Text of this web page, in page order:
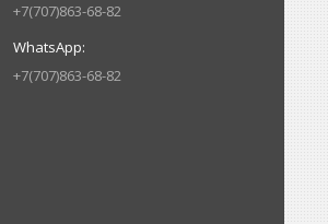
+7(707)863-68-82
+7(707)863-68-82